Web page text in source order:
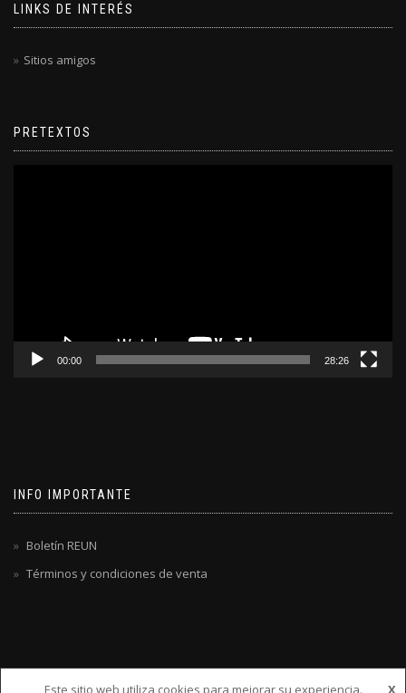
LINKS DE INTERÉS
Sitios amigos
PRETEXTOS
00:00 28:26
INFO IMPORTANTE
Boletín REUN
Términos y condiciones de venta
Este sitio web utiliza cookies para mejorar su experiencia. X